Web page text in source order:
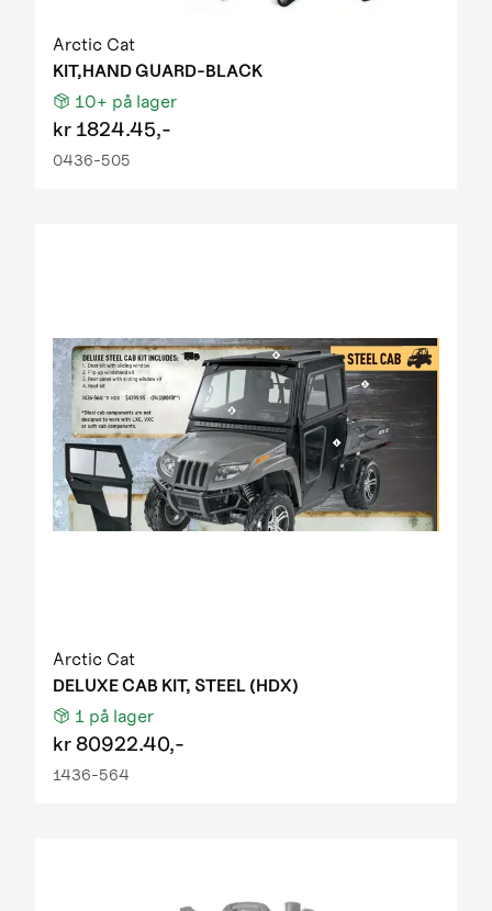
Arctic Cat
KIT,HAND GUARD-BLACK
10+ på lager
kr 1824.45,-
0436-505
Arctic Cat
DELUXE CAB KIT, STEEL (HDX)
1 på lager
kr80922.40,-
1436-564